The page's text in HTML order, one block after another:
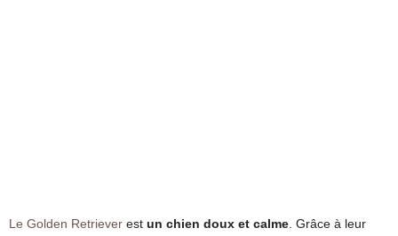
Le Golden Retriever est un chien doux et calme . Grâce à leur